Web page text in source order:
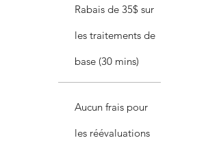
Rabais de 35$ sur
les traitements de
base (30 mins)
Aucun frais pour
les réévaluations